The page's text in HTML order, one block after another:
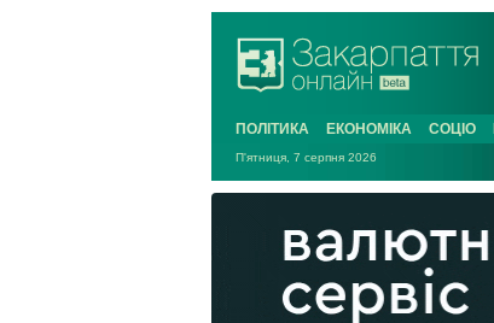
ПОЛІТИКА ЕКОНОМІКА СОЦІО
П'ятниця, 7 серпня 2026